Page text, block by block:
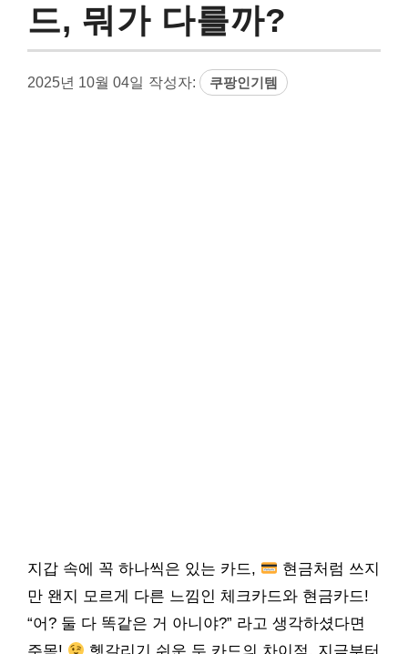
드, 뭐가 다를까?
2025년 10월 04일 작성자: 쿠팡인기템
지갑 속에 꼭 하나씩은 있는 카드,
현금처럼 쓰지
만 왠지 모르게 다른 느낌인 체크카드와 현금카드!
“어? 둘 다 똑같은 거 아니야?” 라고 생각하셨다면